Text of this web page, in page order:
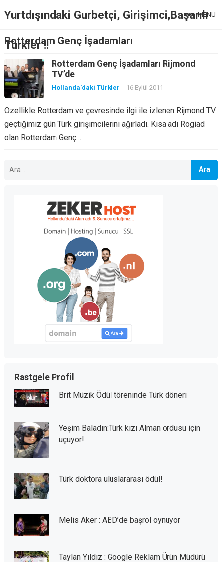
Yurtdışındaki Gurbetçi, Girişimci,Başarılı
Türkler !!
MENU
Rotterdam Genç İşadamları
Rotterdam Genç İşadamları Rijmond
TV’de
Hollanda'daki Türkler 16 Eylül 2011
Özellikle Rotterdam ve çevresinde ilgi ile izlenen Rijmond TV
geçtiğimiz gün Türk girişimcilerini ağırladı. Kısa adı Rogiad
olan Rotterdam Genç…
Rastgele Profil
Brit Müzik Ödül töreninde Türk döneri
Yeşim Baladın:Türk kızı Alman ordusu için
uçuyor!
Türk doktora uluslararası ödül!
Melis Aker : ABD’de başrol oynuyor
Taylan Yıldız : Google Reklam Ürün Müdürü